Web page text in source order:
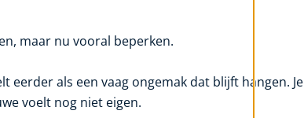
maar nu vooral beperken.
eerder als een vaag ongemak dat blijft hangen. Je
voelt nog niet eigen.